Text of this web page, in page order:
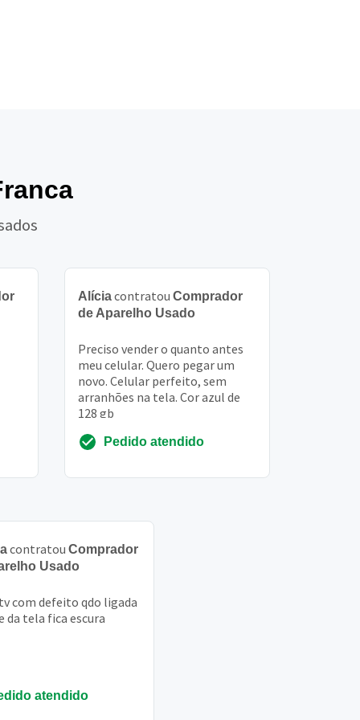
Alíciacontratou Comprador
de Aparelho Usado
Preciso vender o quanto antes
meu celular. Quero pegar um
novo. Celular perfeito, sem
arranhões na tela. Cor azul de
128 gb
Pedido atendido
contratou Comprador
Usado
com defeito qdo ligada
da tela fica escura
atendido